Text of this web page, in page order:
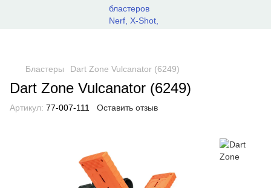
Бластеры Dart Zone Vulcanator (6249)
Dart Zone Vulcanator (6249)
Артикул: 77-007-111 Оставить отзыв